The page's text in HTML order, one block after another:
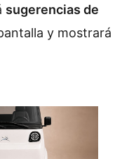
sugerencias de
y mostrará